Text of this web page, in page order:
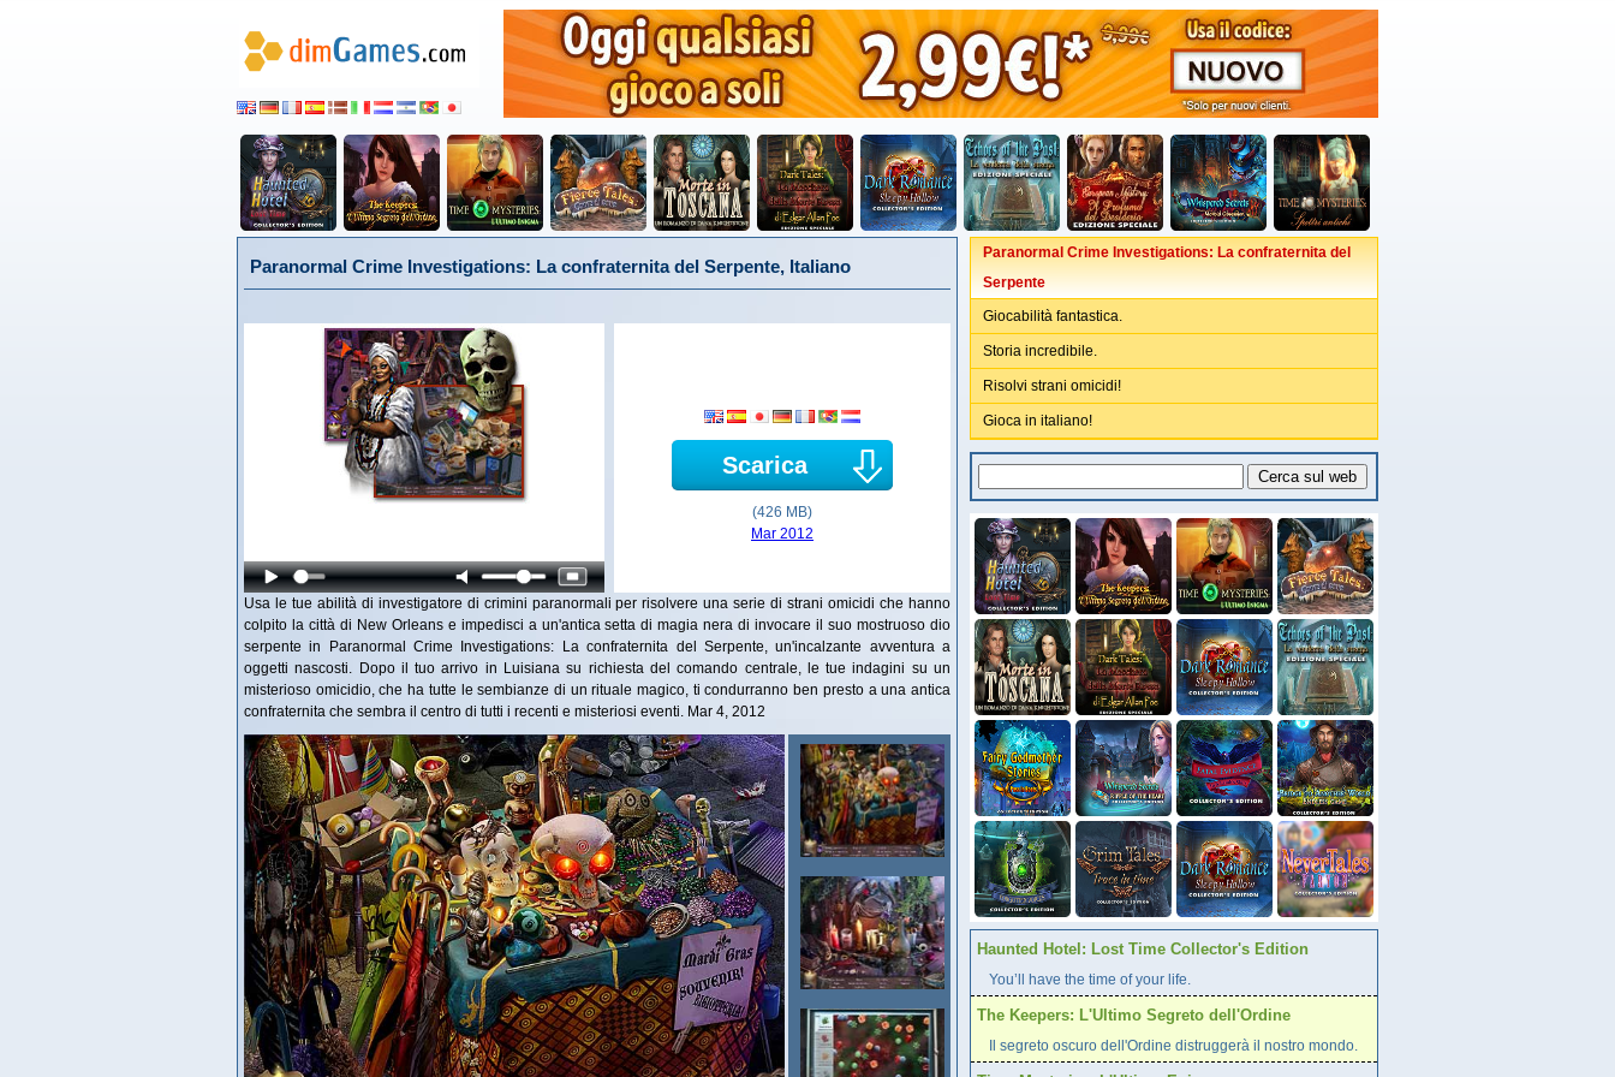
Paranormal Crime Investigations: La confraternita del Serpente, Italiano
Scarica
(426 MB)
Mar 2012
Usa le tue abilità di investigatore di crimini paranormali per risolvere una serie di strani omicidi che hanno
colpito la città di New Orleans e impedisci a un'antica setta di magia nera di invocare il suo mostruoso dio
serpente in Paranormal Crime Investigations: La confraternita del Serpente, un'incalzante avventura a
oggetti nascosti. Dopo il tuo arrivo in Luisiana su richiesta del comando centrale, le tue indagini su un
misterioso omicidio, che ha tutte le sembianze di un rituale magico, ti condurranno ben presto a una antica
confraternita che sembra il centro di tutti i recenti e misteriosi eventi. Mar 4, 2012
Paranormal Crime Investigations: La confraternita del
Serpente
Giocabilità fantastica.
Storia incredibile.
Risolvi strani omicidi!
Gioca in italiano!
Haunted Hotel: Lost Time Collector's Edition
You’ll have the time of your life.
The Keepers: L'Ultimo Segreto dell'Ordine
Il segreto oscuro dell'Ordine distruggerà il nostro mondo.